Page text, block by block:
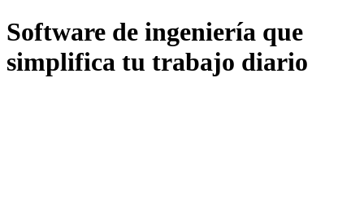
Software de ingeniería que
simplifica tu trabajo diario